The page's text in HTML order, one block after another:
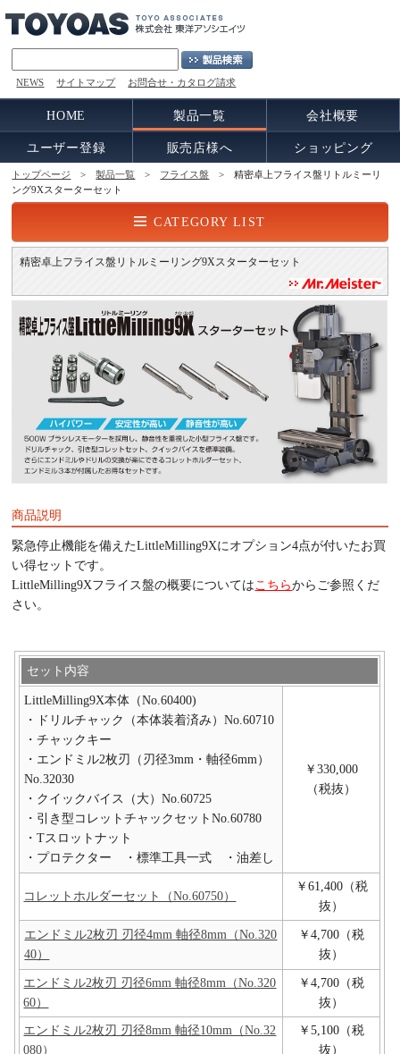
NEWS サイトマップ お問合せ・カタログ請求
HOME 製品一覧 会社概要
ユーザー登録 販売店様へ ショッピング
トップページ >製品一覧 > フライス盤 > 精密卓上フライス盤リトルミーリ
ング9Xスターターセット
CATEGORY LIST
精密卓上フライス盤リトルミーリング9Xスターターセット
商品説明
緊急停止機能を備えたLittleMilling9Xにオプション4点が付いたお買
い得セットです。
LittleMilling9Xフライス盤の概要についてはこちらからご参照くだ
さい。
セット内容
LittleMilling9X本体（No.60400)
・ドリルチャック（本体装着済み）No.60710
・チャックキー
・エンドミル2枚刃（刃径3mm・軸径6mm）
No.32030
・クイックバイス（大）No.60725
・引き型コレットチャックセットNo.60780
・Tスロットナット
・プロテクター ・標準工具一式 ・油差し
￥330,000
（税抜）
コレットホルダーセット（No.60750）
￥61,400（税
抜）
エンドミル2枚刃 刃径4mm 軸径8mm（No.320
40）
￥4,700（税
抜）
エンドミル2枚刃 刃径6mm 軸径8mm（No.320
60）
￥4,700（税
抜）
エンドミル2枚刃 刃径8mm 軸径10mm（No.32
080）
￥5,100（税
抜）